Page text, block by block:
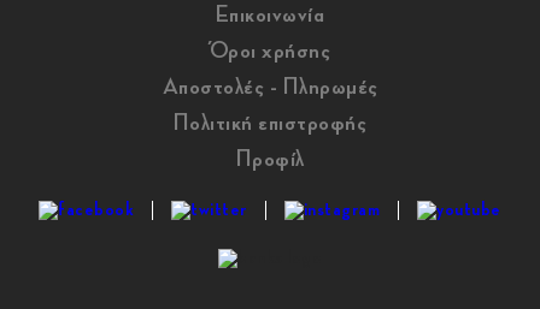
Επικοινωνία
Όροι χρήσης
Αποστολές - Πληρωμές
Πολιτική επιστροφής
Προφίλ